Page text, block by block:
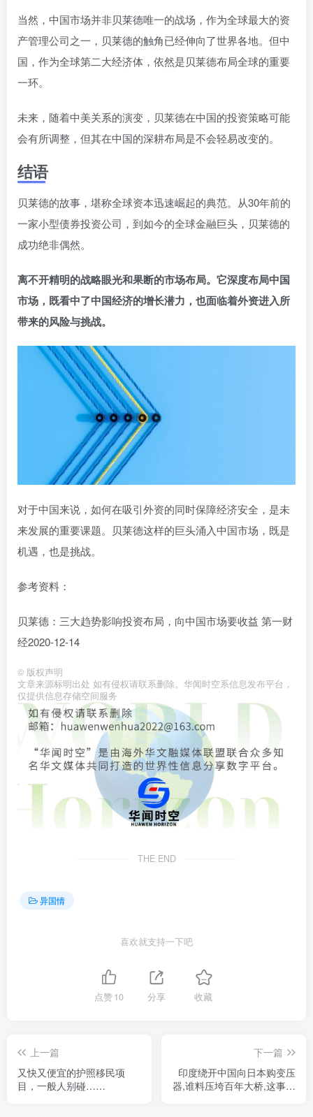
当然，中国市场并非贝莱德唯一的战场，作为全球最大的资
产管理公司之一，贝莱德的触角已经伸向了世界各地。但中
国，作为全球第二大经济体，依然是贝莱德布局全球的重要
一环。
未来，随着中美关系的演变，贝莱德在中国的投资策略可能
会有所调整，但其在中国的深耕布局是不会轻易改变的。
结语
贝莱德的故事，堪称全球资本迅速崛起的典范。从30年前的
一家小型债券投资公司，到如今的全球金融巨头，贝莱德的
成功绝非偶然。
离不开精明的战略眼光和果断的市场布局。它深度布局中国
市场，既看中了中国经济的增长潜力，也面临着外资进入所
带来的风险与挑战。
对于中国来说，如何在吸引外资的同时保障经济安全，是未
来发展的重要课题。贝莱德这样的巨头涌入中国市场，既是
机遇，也是挑战。
参考资料：
贝莱德：三大趋势影响投资布局，向中国市场要收益 第一财
经2020-12-14
© 版权声明
文章来源标明出处 如有侵权请联系删除。华闻时空系信息发布平台，
仅提供信息存储空间服务
THE END
异国情
喜欢就支持一下吧
点赞10 分享 收藏
上一篇
又快又便宜的护照移民项
目，一般人别碰……
下一篇
印度绕开中国向日本购变压
器,谁料压垮百年大桥,这事却